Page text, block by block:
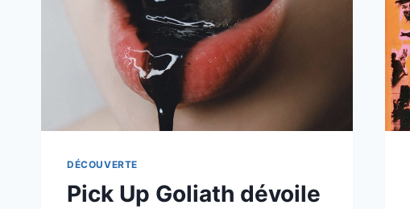
DÉCOUVERTE
Pick Up Goliath dévoile